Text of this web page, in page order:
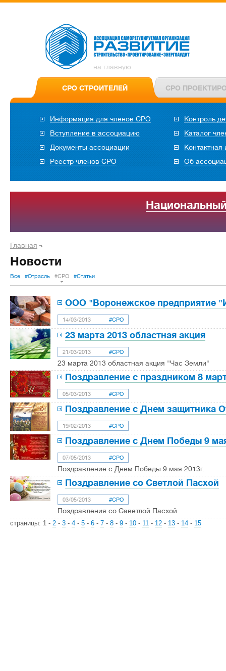
на главную
СРО СТРОИТЕЛЕЙ СРО
Информация для членов СРО
Вступление в ассоциацию
Документы ассоциации
Реестр членов СРО
Контроль
Каталог
Об
Главная
Новости
Все #Отрасль #СРО #Статьи
ООО "Воронежское предприятие
14/03/2013 #СРО
23 марта 2013 областная акция
21/03/2013 #СРО
23 марта 2013 областная акция "Час Земли"
Поздравление с праздником 8
05/03/2013 #СРО
Поздравление с Днем защитника
19/02/2013 #СРО
Поздравление с Днем Победы 9
07/05/2013 #СРО
Поздравление с Днем Победы 9 мая 2013г.
Поздравление со Светлой Пасхой
03/05/2013 #СРО
Поздравления со Сaветлой Пасхой
страницы: 1 - 2 - 3 - 4 - 5 - 6 - 7 - 8 - 9 - 10 - 11 - 12 - 13 - 14 - 15